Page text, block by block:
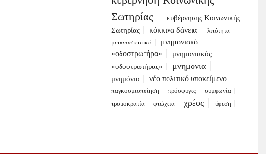
Σωτηρίας
κυβέρνησης Κοινωνικής
Σωτηρίας
κόκκινα δάνεια
λιτότητα
μεταναστευτικό
μνημονιακό
«οδοστρωτήρα»
μνημονιακός
«οδοστρωτήρας»
μνημόνια
μνημόνιο νέο πολιτικό υποκείμενο
παγκοσμιοποίηση πρόσφυγες
συμφωνία
τρομοκρατία
φτώχεια χρέος ύφεση